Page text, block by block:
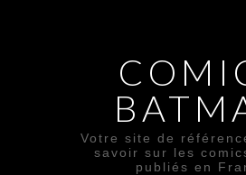
Votre site de
savoir sur les
publiés en